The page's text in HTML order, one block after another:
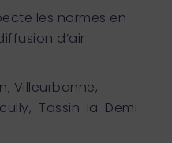
les normes en
d’air
Villeurbanne,
Tassin-la-Demi-